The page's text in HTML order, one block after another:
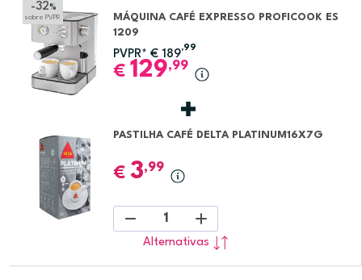
-32 %
sobre PVPR
MÁQUINA CAFÉ EXPRESSO PROFICOOK ES
1209
PVPR* € 189
,99
€ 129,99
PASTILHA CAFÉ DELTA PLATINUM16X7G
€ 3,99
1
Alternativas